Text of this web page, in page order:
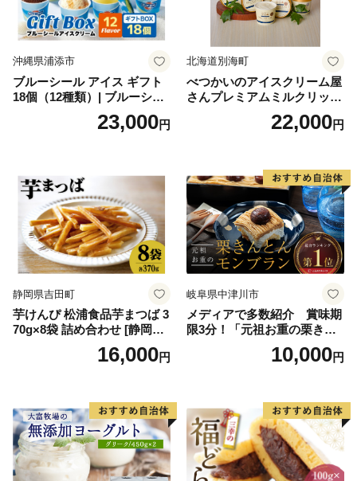
沖縄県浦添市
ブルーシール アイス ギフト
18個（12種類）| ブルーシー
ルアイス ブルーシールアイ
スクリーム 着日指定可能 送
誕生日 カップ 詰め合わせ バ
ラエティ | バニラ チョコレー
ト ストロベリー ピスタチオ
バニラ＆クッキー ウベ 沖縄
紅イモ 塩ちんすこう 沖縄シ
ークヮーサー 沖縄黒糖 琉球
ロイヤルミルクティ 沖縄パ
イン
23,000円
北海道別海町
べつかいのアイスクリーム屋
さんプレミアムミルクリッチ
12個（AP-01）（ 北海道アイ
ス 北海道産アイス アイス ア
道産アイス 道産アイスクリ
ーム ギフト 詰合せ 詰め合わ
せ ふるさと納税 ）
22,000円
静岡県吉田町
芋けんぴ 松浦食品芋まつば 3
70g×8袋 詰め合わせ [静岡伊
勢丹(松浦食品) 静岡県 吉田町
22424274] 芋ケンピ セット
16,000円
岐阜県中津川市
メディアで多数紹介 賞味期
限3分！「元祖お重の栗きん
とんモンブラン」 【未来の
ご褒美】スイーツ 栗 モンブ
子 菓子 F4N-2298
10,000円